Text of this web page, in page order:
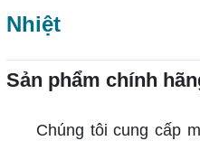
Nhiệt
Sản phẩm chính
Chúng tôi cung cấp